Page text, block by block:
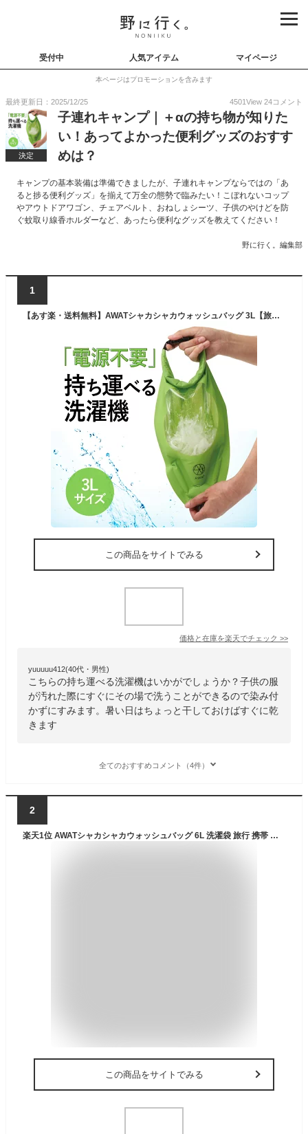
受付中 人気アイテム マイページ
本ページはプロモーションを含みます
最終更新日：2025/12/25 4501View 24コメント
決定
子連れキャンプ｜＋αの持ち物が知りた
い！あってよかった便利グッズのおすす
めは？
キャンプの基本装備は準備できましたが、子連れキャンプならではの「あ
ると捗る便利グッズ」を揃えて万全の態勢で臨みたい！こぼれないコップ
やアウトドアワゴン、チェアベルト、おねしょシーツ、子供のやけどを防
ぐ蚊取り線香ホルダーなど、あったら便利なグッズを教えてください！
野に行く。編集部
1
【あす楽・送料無料】AWATシャカシャカウォッシュバッグ 3L【旅行 便利グッズ 洗濯 脱水 絞る 圧縮 袋 浸け置き 防災 予洗い 衣類 服 靴下 出張 海外旅行 キャンプ アウトドア 肌着 下着 洗い 旅先 災害 子供 少量 小物 洗う 洗濯物 登山 海 汚れ物 釣り 非常用】
この商品をサイトでみる
価格と在庫を楽天でチェック >>
yuuuuu412(40代・男性)
こちらの持ち運べる洗濯機はいかがでしょうか？子供の服
が汚れた際にすぐにその場で洗うことができるので染み付
かずにすみます。暑い日はちょっと干しておけばすぐに乾
きます
全てのおすすめコメント（4件）
2
楽天1位 AWATシャカシャカウォッシュバッグ 6L 洗濯袋 旅行 携帯 旅行用 洗濯バッグ ウォッシュバッグ ウォッシュバック 洗濯 便利 手動 洗濯機 旅行グッズ つけ置き洗い つけ置き 漬けおきバッグ 海外旅行 脱水 絞る 圧縮 袋
この商品をサイトでみる